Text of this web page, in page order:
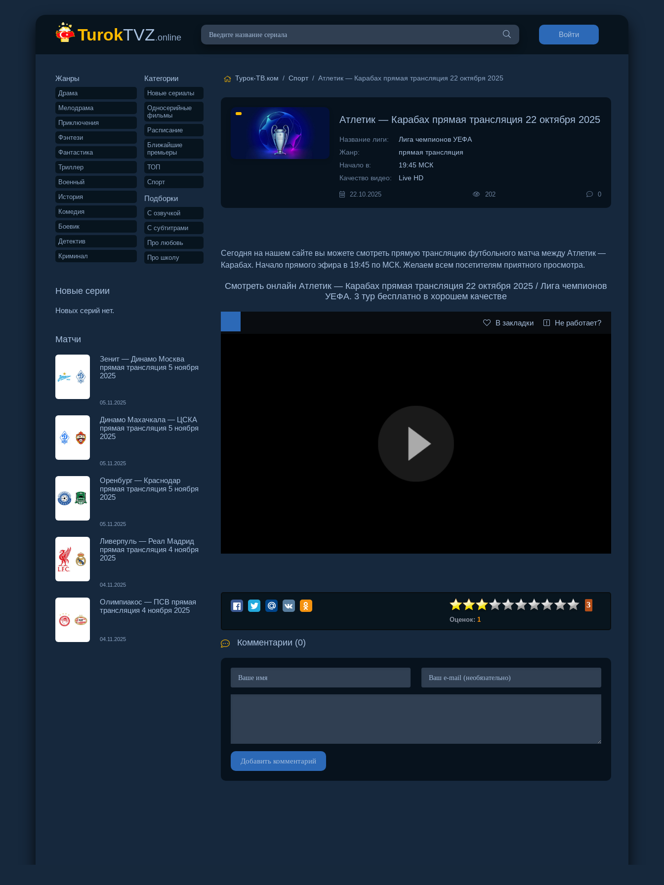
TurokTVZ.online Войти
Жанры
Драма
Мелодрама
Приключения
Фэнтези
Фантастика
Триллер
Военный
История
Комедия
Боевик
Детектив
Криминал
Категории
Новые сериалы
Односерийные
фильмы
Расписание
Ближайшие
премьеры
ТОП
Спорт
Подборки
С озвучкой
С субтитрами
Про любовь
Про школу
Новые серии
Новых серий нет.
Матчи
Зенит — Динамо Москва
прямая трансляция 5 ноября
2025
05.11.2025
Динамо Махачкала — ЦСКА
прямая трансляция 5 ноября
2025
05.11.2025
Оренбург — Краснодар
прямая трансляция 5 ноября
2025
05.11.2025
Ливерпуль — Реал Мадрид
прямая трансляция 4 ноября
2025
04.11.2025
Олимпиакос — ПСВ прямая
трансляция 4 ноября 2025
04.11.2025
Турок-ТВ.ком / Спорт/ Атлетик — Карабах прямая трансляция 22 октября 2025
Атлетик — Карабах прямая трансляция 22 октября 2025
Название лиги:
Лига чемпионов УЕФА
Жанр:
прямая трансляция
Начало в:
19:45 МСК
Качество видео:
Live HD
22.10.2025 202 0
Сегодня на нашем сайте вы можете смотреть прямую трансляцию футбольного матча между Атлетик —
Карабах. Начало прямого эфира в 19:45 по МСК. Желаем всем посетителям приятного просмотра.
Смотреть онлайн Атлетик — Карабах прямая трансляция 22 октября 2025 / Лига чемпионов
УЕФА. 3 тур бесплатно в хорошем качестве
В закладки Не работает?
3
Оценок: 1
Комментарии (0)
Добавить комментарий